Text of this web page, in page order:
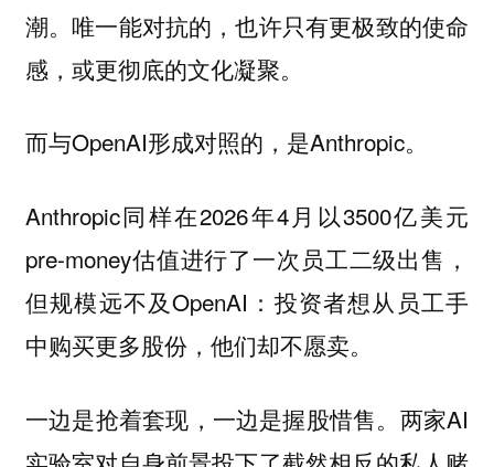
潮。唯一能对抗的，也许只有更极致的使命
感，或更彻底的文化凝聚。
而与OpenAI形成对照的，是Anthropic。
Anthropic同样在2026年4月以3500亿美元
pre-money估值进行了一次员工二级出售，
但规模远不及OpenAI：投资者想从员工手
中购买更多股份，他们却不愿卖。
一边是抢着套现，一边是握股惜售。两家AI